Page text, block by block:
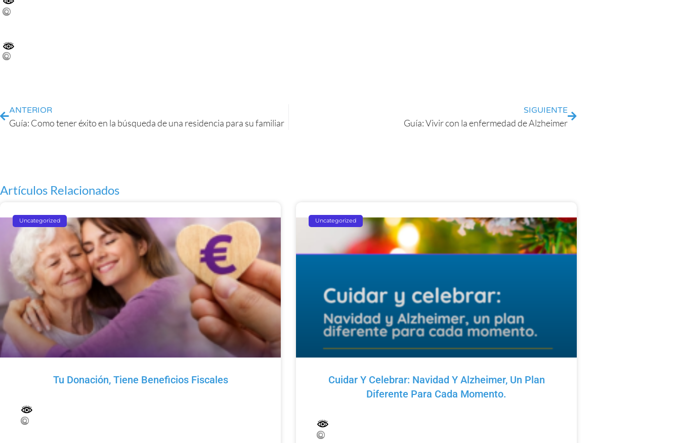
ANTERIOR
Guía: Como tener éxito en la búsqueda de una residencia para su familiar
SIGUIENTE
Guía: Vivir con la enfermedad de Alzheimer
Artículos Relacionados
Uncategorized
Tu Donación, Tiene Beneficios Fiscales
Uncategorized
Cuidar Y Celebrar: Navidad Y Alzheimer, Un Plan
Diferente Para Cada Momento.